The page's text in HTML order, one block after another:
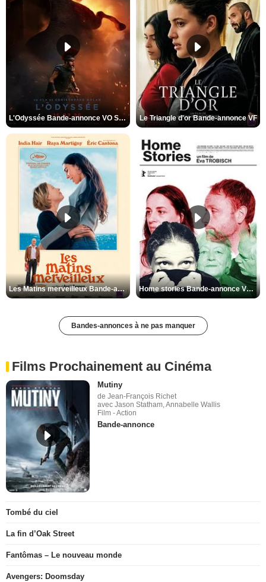
L'Odyssée Bande-annonce VO STFR Le Triangle d'or Bande-annonce VF
Les Matins merveilleux Bande-annonce VF Home stories Bande-annonce VO STFR
Bandes-annonces à ne pas manquer
Films Prochainement au Cinéma
Mutiny
de Jean-François Richet
avec Jason Statham, Annabelle Wallis
Film - Action
Bande-annonce
Tombé du ciel
La fin d’Oak Street
Fantômas – Le nouveau monde
Avengers: Doomsday